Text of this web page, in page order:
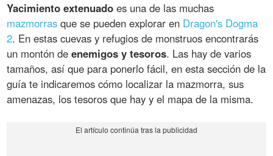
Yacimiento extenuado es una de las muchas
mazmorras que se pueden explorar en Dragon's Dogma
2. En estas cuevas y refugios de monstruos encontrarás
un montón deenemigos y tesoros. Las hay de varios
tamaños, así que para ponerlo fácil, en esta sección de la
guía te indicaremos cómo localizar la mazmorra, sus
amenazas, los tesoros que hay y el mapa de la misma.